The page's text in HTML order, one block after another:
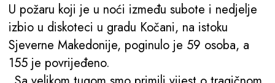
U požaru koji je u noći između subote i nedjelje
izbio u diskoteci u gradu Kočani, na istoku
Sjeverne Makedonije, poginulo je 59 osoba, a
155 je povrijeđeno.